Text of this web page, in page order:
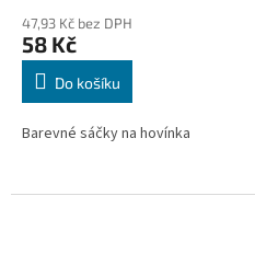
47,93 Kč bez DPH
58 Kč
Do košíku
Barevné sáčky na hovínka